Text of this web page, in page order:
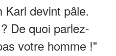
Karl devint pâle.
De quoi parlez-
votre homme !"